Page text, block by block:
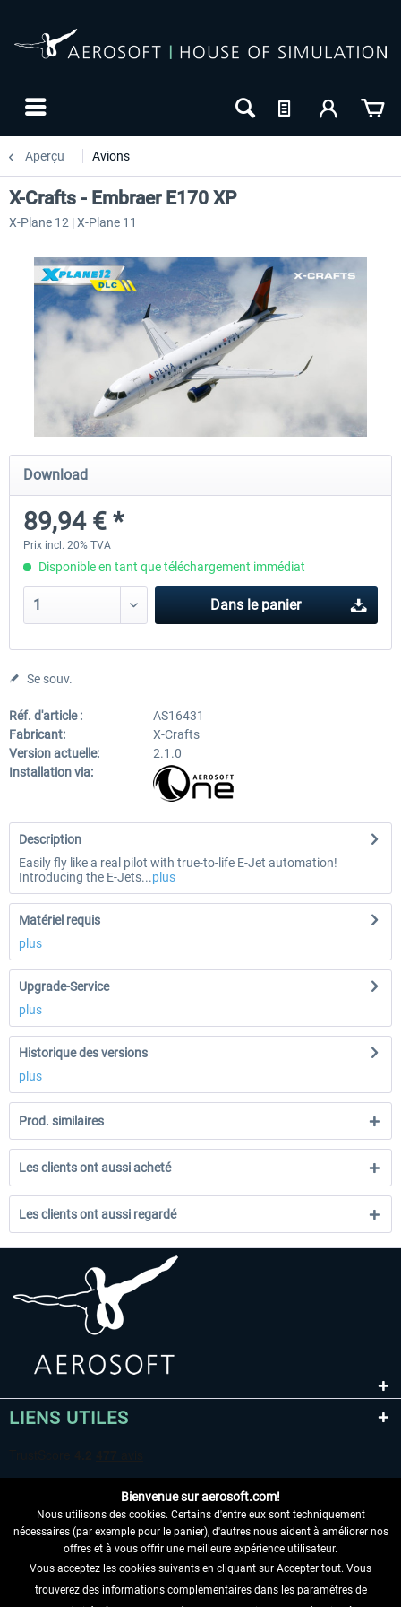
Aperçu Avions
Diamond DA-62
38,27 € *
X-Crafts - Embraer E170 XP
X-Plane 12 | X-Plane 11
Download
89,94 € *
Prix incl. 20% TVA
Disponible en tant que téléchargement immédiat
Dans le panier
Se souv.
Réf. d'article :
AS16431
Fabricant:
X-Crafts
Version actuelle:
2.1.0
Installation via:
Description
Easily fly like a real pilot with true-to-life E-Jet automation!
Introducing the E-Jets...plus
Matériel requis
plus
Upgrade-Service
plus
Historique des versions
plus
Prod. similaires
Les clients ont aussi acheté
Les clients ont aussi regardé
LIENS UTILES
RENONCER AU CONTRAT ICI
Bienvenue sur aerosoft.com!
Nous utilisons des cookies. Certains d'entre eux sont techniquement
nécessaires (par exemple pour le panier), d'autres nous aident à améliorer nos
offres et à vous offrir une meilleure expérience utilisateur.
Vous acceptez les cookies suivants en cliquant sur Accepter tout. Vous
trouverez des informations complémentaires dans les paramètres de